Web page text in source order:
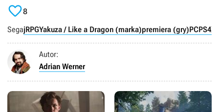
8
SegajRPGYakuza / Like a Dragon (marka)premiera (gry)PCPS4
Autor:
Adrian Werner